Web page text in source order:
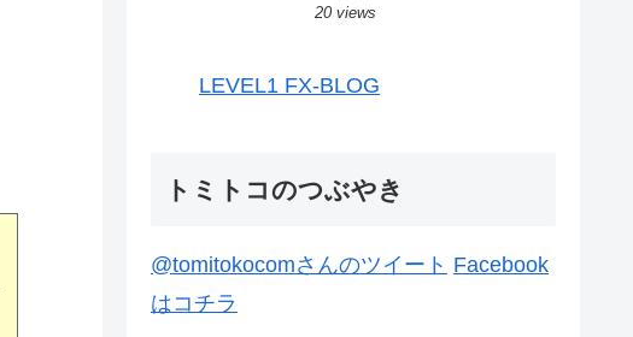
27日-31日｜投機433】
20 views
LEVEL1 FX-BLOG
トミトコのつぶやき
@tomitokocomさんのツイート Facebook
はコチラ